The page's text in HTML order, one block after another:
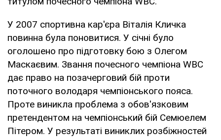
У 2007 спортивна кар'єра Віталія Кличка
повинна була поновитися. У січні було
оголошено про підготовку бою з Олегом
Маскаєвим. Звання почесного чемпіона WBC
дає право на позачерговий бій проти
поточного володаря чемпіонського пояса.
Проте виникла проблема з обов'язковим
претендентом на чемпіонський бій Семюелем
Пітером. У результаті виниклих розбіжностей